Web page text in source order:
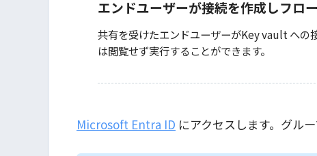
エンドユーザーが接続を作成しフロ
共有を受けたエンドユーザーがKey vault への
は閲覧せず実行することができます。
Microsoft Entra ID にアクセスします。グルー